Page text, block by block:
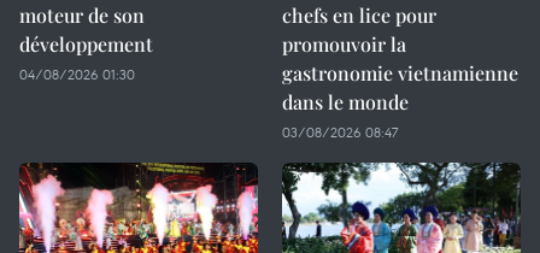
moteur de son
développement
04/08/2026 01:30
chefs en lice pour
promouvoir la
gastronomie vietnamienne
dans le monde
03/08/2026 08:47